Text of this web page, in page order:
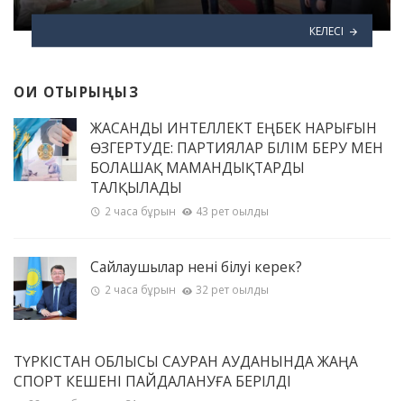
КЕЛЕСІ
ОҚИ ОТЫРЫҢЫЗ
ЖАСАНДЫ ИНТЕЛЛЕКТ ЕҢБЕК НАРЫҒЫН
ӨЗГЕРТУДЕ: ПАРТИЯЛАР БІЛІМ БЕРУ МЕН
БОЛАШАҚ МАМАНДЫҚТАРДЫ
ТАЛҚЫЛАДЫ
2 часа бұрын 43 рет оқылды
Сайлаушылар нені білуі керек?
2 часа бұрын 32 рет оқылды
ТҮРКІСТАН ОБЛЫСЫ САУРАН АУДАНЫНДА ЖАҢА
СПОРТ КЕШЕНІ ПАЙДАЛАНУҒА БЕРІЛДІ